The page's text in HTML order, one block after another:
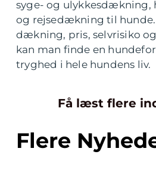
syge- og
og rejsedækning til
dækning, pris, selvrisiko
kan man finde en
tryghed i hele hundens liv.
Få læst flere
Flere